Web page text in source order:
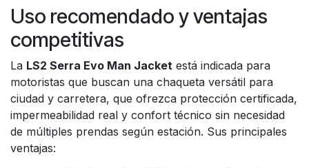
Uso recomendado y ventajas
competitivas
La LS2 Serra Evo Man Jacket está indicada para
motoristas que buscan una chaqueta versátil para
ciudad y carretera, que ofrezca protección certificada,
impermeabilidad real y confort técnico sin necesidad
de múltiples prendas según estación. Sus principales
ventajas: